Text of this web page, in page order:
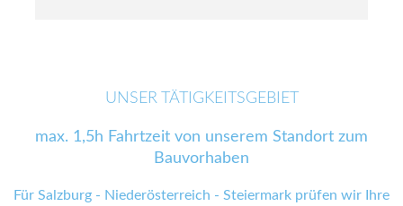
UNSER TÄTIGKEITSGEBIET
max. 1,5h Fahrtzeit von unserem Standort zum
Bauvorhaben
Für Salzburg - Niederösterreich - Steiermark prüfen wir Ihre